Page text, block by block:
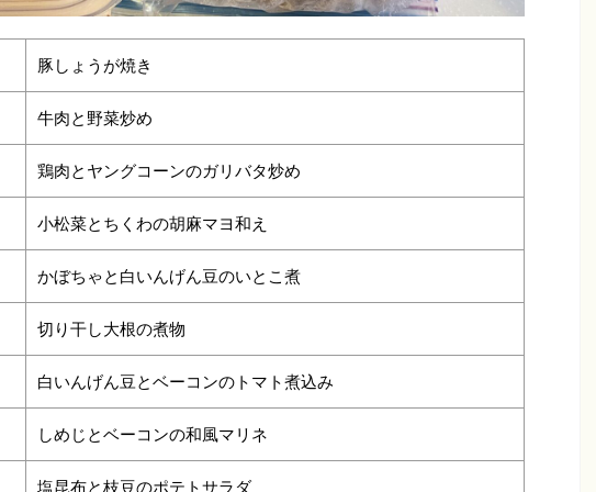
豚しょうが焼き
牛肉と野菜炒め
鶏肉とヤングコーンのガリバタ炒め
小松菜とちくわの胡麻マヨ和え
かぼちゃと白いんげん豆のいとこ煮
切り干し大根の煮物
白いんげん豆とベーコンのトマト煮込み
しめじとベーコンの和風マリネ
塩昆布と枝豆のポテトサラダ